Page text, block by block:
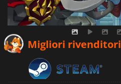
Migliori rivenditori